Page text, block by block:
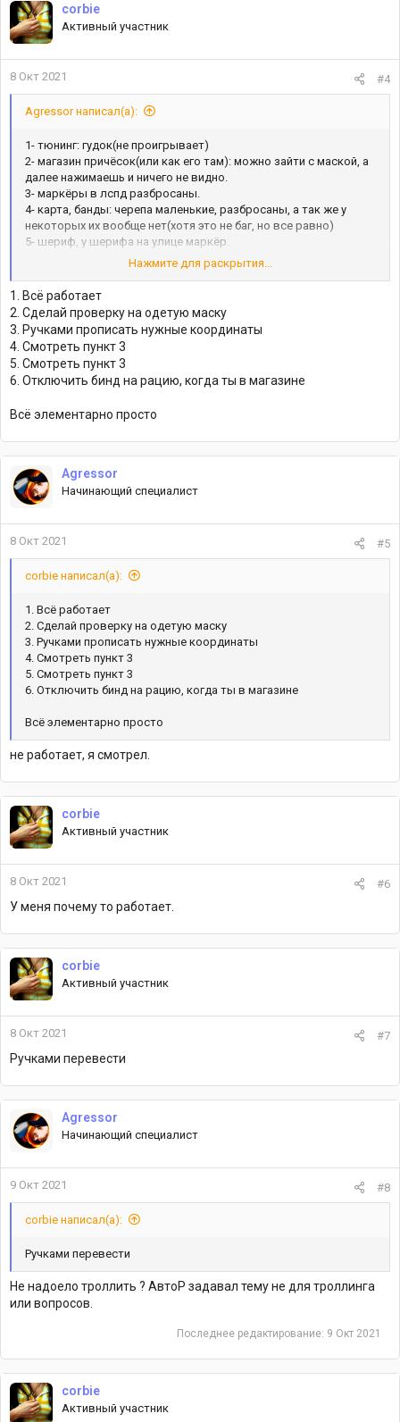
corbie
Активный участник
8 Окт 2021 #4
Agressor написал(а):
1- тюнинг: гудок(не проигрывает)
2- магазин причёсок(или как его там): можно зайти с маской, а
далее нажимаешь и ничего не видно.
3- маркёры в лспд разбросаны.
4- карта, банды: черепа маленькие, разбросаны, а так же у
некоторых их вообще нет(хотя это не баг, но все равно)
5- шериф, у шерифа на улице маркёр.
6- магазин одежды:Нажмите для раскрытия...
1. Всё работает
2. Сделай проверку на одетую маску
3. Ручками прописать нужные координаты
4. Смотреть пункт 3
5. Смотреть пункт 3
6. Отключить бинд на рацию, когда ты в магазине
Всё элементарно просто
Agressor
Начинающий специалист
8 Окт 2021 #5
corbie написал(а):
1. Всё работает
2. Сделай проверку на одетую маску
3. Ручками прописать нужные координаты
4. Смотреть пункт 3
5. Смотреть пункт 3
6. Отключить бинд на рацию, когда ты в магазине
Всё элементарно просто
не работает, я смотрел.
corbie
Активный участник
8 Окт 2021 #6
У меня почему то работает.
corbie
Активный участник
8 Окт 2021 #7
Ручками перевести
Agressor
Начинающий специалист
9 Окт 2021 #8
corbie написал(а):
Ручками перевести
Не надоело троллить ? АвтоР задавал тему не для троллинга
или вопросов.
Последнее редактирование: 9 Окт 2021
corbie
Активный участник